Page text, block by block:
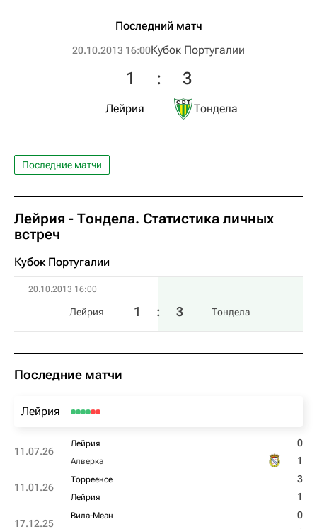
Последний матч
20.10.2013 16:00Кубок Португалии
Лейрия
1 : 3
Тондела
Последние матчи
Лейрия - Тондела. Статистика личных
встреч
Кубок Португалии
20.10.2013 16:00
Лейрия 1 : 3 Тондела
Последние матчи
Лейрия
11.07.26
Лейрия 0
Алверка 1
11.01.26
Торреенсе 3
Лейрия 1
17.12.25
Вила-Меан 0